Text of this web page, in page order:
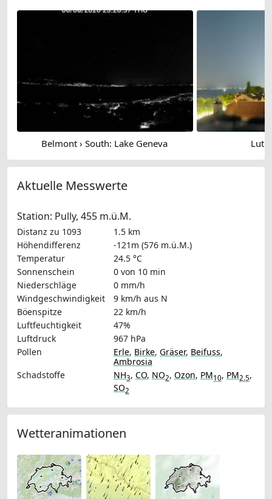
Belmont › South: Lake Geneva
Aktuelle Messwerte
Station: Pully, 455 m.ü.M.
Distanz zu 1093
1.5 km
Höhendifferenz
-121m (576 m.ü.M.)
Temperatur
24.5 °C
Sonnenschein
0 von 10 min
Niederschläge
0 mm/h
Windgeschwindigkeit
9 km/h aus N
Böenspitze
22 km/h
Luftfeuchtigkeit
47%
Luftdruck
967 hPa
Pollen
Erle, Birke, Gräser, Beifuss,
Ambrosia
Schadstoffe
NH3, CO, NO2, Ozon, PM10, PM2.5,
SO2
Wetteranimationen